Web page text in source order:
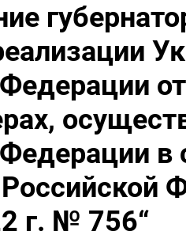
в
г. № 756“